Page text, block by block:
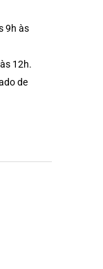
9h às
12h.
de